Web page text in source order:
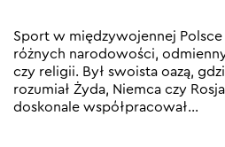
Sport w międzywojennej Polsce
różnych narodowości,
czy religii. Był swoista oazą,
rozumiał Żyda, Niemca czy
doskonale współpracował…